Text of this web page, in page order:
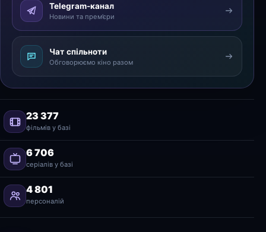
Telegram-канал
Новини та прем’єри
Чат спільноти
Обговорюємо кіно разом
23 377
фільмів у базі
6 706
серіалів у базі
4 801
персоналій